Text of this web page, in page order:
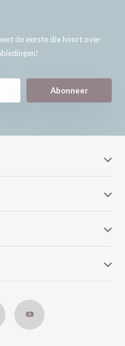
de eerste die hoort over
Abonneer